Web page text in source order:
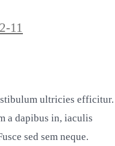
11
ultricies efficitur.
a dapibus in, iaculis
sed sem neque.